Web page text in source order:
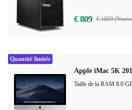
€ 809 € 1859
Apple iMac 5K
Taille de la RAM 8.0
Quantité limitée